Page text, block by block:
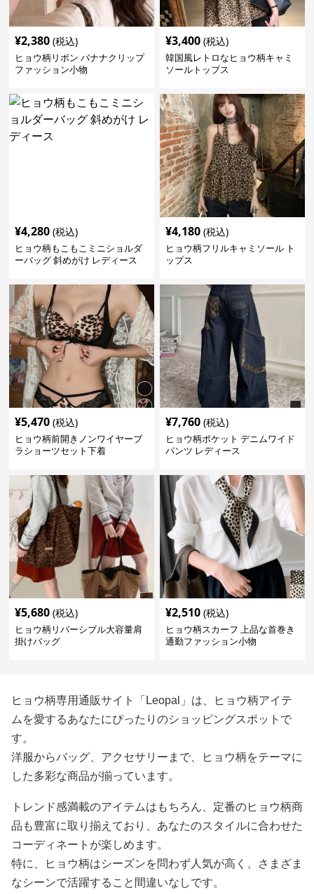
¥2,380 (税込)
ヒョウ柄リボン バナナクリップ
ファッション小物
¥3,400 (税込)
韓国風レトロなヒョウ柄キャミ
ソールトップス
¥4,280 (税込)
ヒョウ柄もこもこミニショルダ
ーバッグ 斜めがけ レディース
¥4,180 (税込)
ヒョウ柄フリルキャミソール ト
ップス
¥5,470 (税込)
ヒョウ柄前開きノンワイヤーブ
ラショーツセット下着
¥7,760 (税込)
ヒョウ柄ポケット デニムワイド
パンツ レディース
¥5,680 (税込)
ヒョウ柄リバーシブル大容量肩
掛けバッグ
¥2,510 (税込)
ヒョウ柄スカーフ 上品な首巻き
通勤ファッション小物
ヒョウ柄専用通販サイト「Leopal」は、ヒョウ柄アイテ
ムを愛するあなたにぴったりのショッピングスポットで
す。
洋服からバッグ、アクセサリーまで、ヒョウ柄をテーマに
した多彩な商品が揃っています。
トレンド感満載のアイテムはもちろん、定番のヒョウ柄商
品も豊富に取り揃えており、あなたのスタイルに合わせた
コーディネートが楽しめます。
特に、ヒョウ柄はシーズンを問わず人気が高く、さまざま
なシーンで活躍すること間違いなしです。